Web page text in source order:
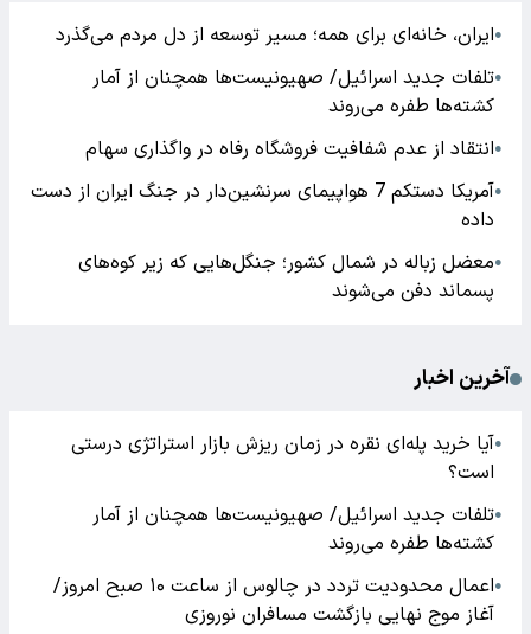
●ایران، خانه‌ای برای همه؛ مسیر توسعه از دل مردم می‌گذرد
●تلفات جدید اسرائیل/ صهیونیست‌ها همچنان از آمار
کشته‌ها طفره می‌روند
●انتقاد از عدم شفافیت فروشگاه رفاه در واگذاری سهام
●
آمریکا دستکم 7 هواپیمای سرنشین‌دار در جنگ ایران از دست
داده
●معضل زباله در شمال کشور؛ جنگل‌هایی که زیر کوه‌های
پسماند دفن می‌شوند
آخرین اخبار
●آیا خرید پله‌ای نقره در زمان ریزش بازار استراتژی درستی
است؟
●تلفات جدید اسرائیل/ صهیونیست‌ها همچنان از آمار
کشته‌ها طفره می‌روند
●
اعمال محدودیت تردد در چالوس از ساعت ۱۰ صبح امروز/
آغاز موج نهایی بازگشت مسافران نوروزی